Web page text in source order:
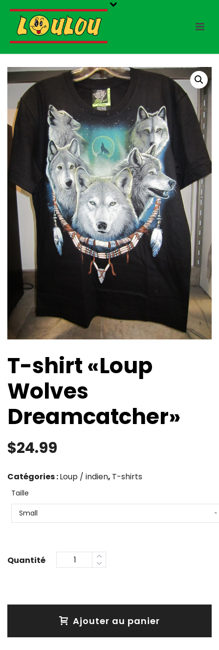
T-shirt «Loup
Wolves
Dreamcatcher»
$24.99
Catégories :Loup / indien, T-shirts
Taille
Ajouter au panier